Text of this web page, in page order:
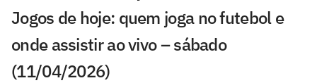
Jogos de hoje: quem joga no futebol e
onde assistir ao vivo – sábado
(11/04/2026)